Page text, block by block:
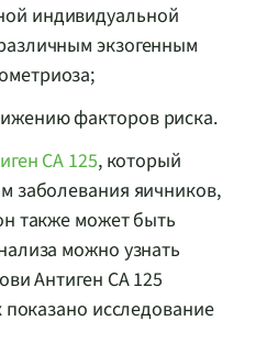
индивидуальной
экзогенным
факторов риска.
СА 125, который
заболевания яичников,
также может быть
можно узнать
Антиген СА 125
исследование